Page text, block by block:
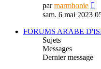
parmarmhonie
le
sam. 6 mai 2023
Sujets
Messages
Dernier message